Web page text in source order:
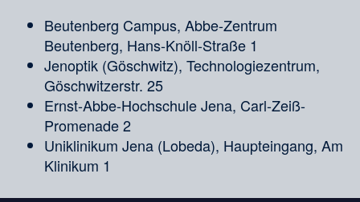
Beutenberg Campus, Abbe-Zentrum
Beutenberg, Hans-Knöll-Straße 1
Jenoptik (Göschwitz), Technologiezentrum,
Göschwitzerstr. 25
Ernst-Abbe-Hochschule Jena, Carl-Zeiß-
Promenade 2
Uniklinikum Jena (Lobeda), Haupteingang, Am
Klinikum 1